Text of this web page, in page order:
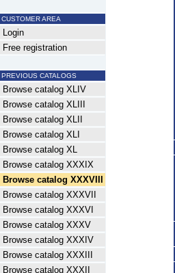
CUSTOMER AREA
Login
Free registration
PREVIOUS CATALOGS
Browse catalog XLIV
Browse catalog XLIII
Browse catalog XLII
Browse catalog XLI
Browse catalog XL
Browse catalog XXXIX
Browse catalog XXXVIII
Browse catalog XXXVII
Browse catalog XXXVI
Browse catalog XXXV
Browse catalog XXXIV
Browse catalog XXXIII
Browse catalog XXXII